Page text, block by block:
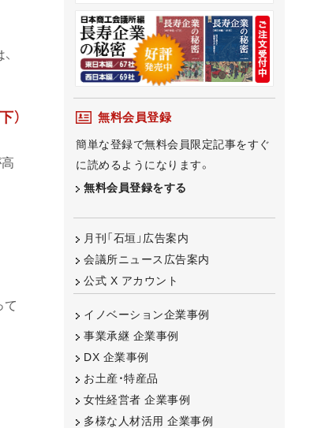
）
て
無料会員登録
簡単な登録で無料会員限定記事をすぐ
に読めるようになります。
無料会員登録をする
月刊「石垣」広告案内
会議所ニュース広告案内
公式 X アカウント
イノベーション企業事例
事業承継 企業事例
DX 企業事例
お土産・特産品
女性経営者 企業事例
多様な人材活用 企業事例